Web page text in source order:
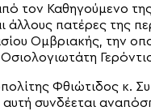
τον Καθηγούμενο
άλλους πατέρες της
Ομβριακής, την
Φθιώτιδος κ.
συνδέεται